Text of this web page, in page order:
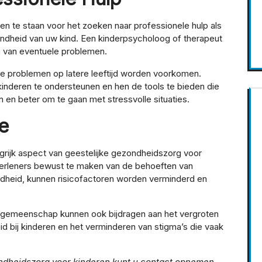
te staan voor het zoeken naar professionele hulp als
van uw kind. Een kinderpsycholoog of therapeut
eventuele problemen.
problemen op latere leeftijd worden voorkomen.
te ondersteunen en hen de tools te bieden die
beter om te gaan met stressvolle situaties.
aspect van geestelijke gezondheidszorg voor
bewust te maken van de behoeften van
kunnen risicofactoren worden verminderd en
kunnen ook bijdragen aan het vergroten
bij kinderen en het verminderen van stigma’s die vaak